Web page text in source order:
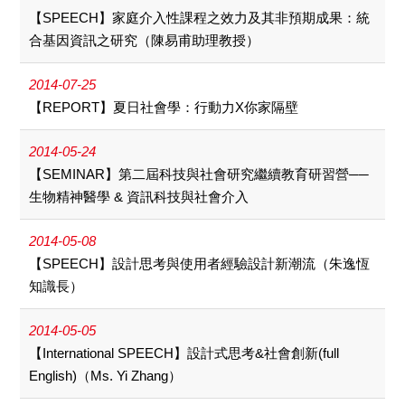
【SPEECH】家庭介入性課程之效力及其非預期成果：統
合基因資訊之研究（陳易甫助理教授）
2014-07-25
【REPORT】夏日社會學：行動力X你家隔壁
2014-05-24
【SEMINAR】第二屆科技與社會研究繼續教育研習營──
生物精神醫學 & 資訊科技與社會介入
2014-05-08
【SPEECH】設計思考與使用者經驗設計新潮流（朱逸恆
知識長）
2014-05-05
【International SPEECH】設計式思考&社會創新(full
English)（Ms. Yi Zhang）